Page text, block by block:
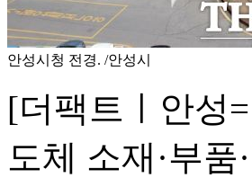
안성시청 전경. /안성시
[더팩트ㅣ안성
도체 소재·부